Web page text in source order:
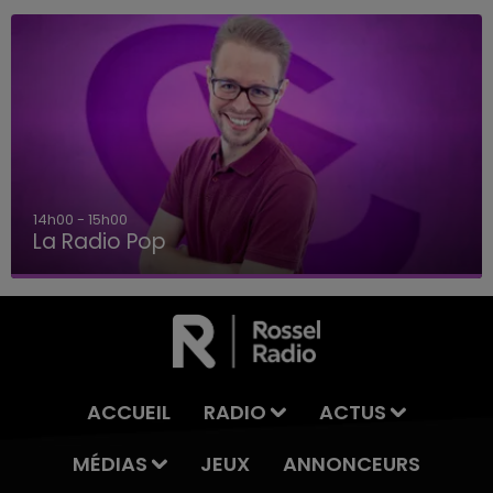
14h00 - 15h00
La Radio Pop
ACCUEIL RADIO
ACTUS
MÉDIAS
JEUX ANNONCEURS